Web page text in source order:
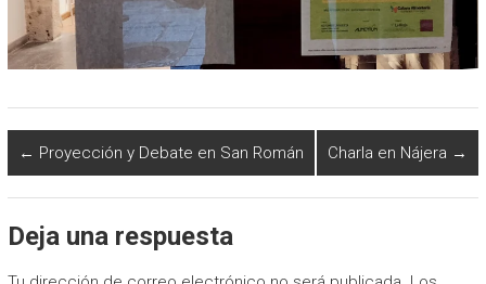
← Proyección y Debate en San Román Charla en Nájera →
Deja una respuesta